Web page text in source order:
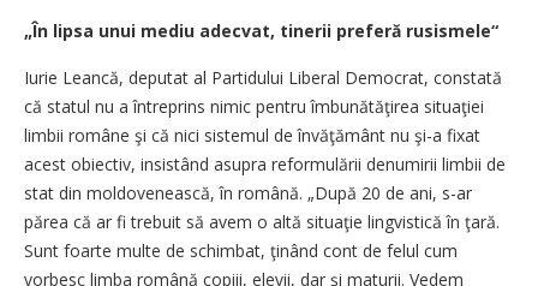
„În lipsa unui mediu adecvat, tinerii preferă rusismele“
Iurie Leancă, deputat al Partidului Liberal Democrat, constată
că statul nu a întreprins nimic pentru îmbunătăţirea situaţiei
limbii române şi că nici sistemul de învăţământ nu şi-a fixat
acest obiectiv, insistând asupra reformulării denumirii limbii de
stat din moldovenească, în română. „După 20 de ani, s-ar
părea că ar fi trebuit să avem o altă situaţie lingvistică în ţară.
Sunt foarte multe de schimbat, ţinând cont de felul cum
vorbesc limba română copiii, elevii, dar şi maturii. Vedem